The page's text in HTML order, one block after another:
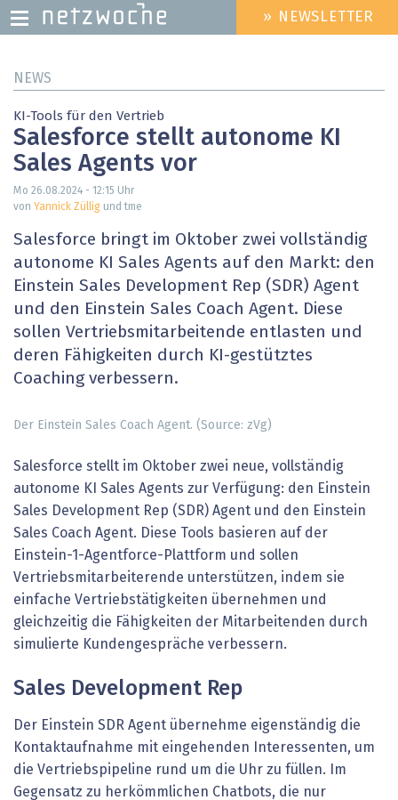
zum
HEADER
MENU
» NEWSLETTER
NEWS
KI-Tools für den Vertrieb
Salesforce stellt autonome KI
Sales Agents vor
Mo 26.08.2024 - 12:15 Uhr
von Yannick Züllig und tme
Salesforce bringt im Oktober zwei vollständig
autonome KI Sales Agents auf den Markt: den
Einstein Sales Development Rep (SDR) Agent
und den Einstein Sales Coach Agent. Diese
sollen Vertriebsmitarbeitende entlasten und
deren Fähigkeiten durch KI-gestütztes
Coaching verbessern.
Der Einstein Sales Coach Agent. (Source: zVg)
Salesforce stellt im Oktober zwei neue, vollständig
autonome KI Sales Agents zur Verfügung: den Einstein
Sales Development Rep (SDR) Agent und den Einstein
Sales Coach Agent. Diese Tools basieren auf der
Einstein-1-Agentforce-Plattform und sollen
Vertriebsmitarbeiterende unterstützen, indem sie
einfache Vertriebstätigkeiten übernehmen und
gleichzeitig die Fähigkeiten der Mitarbeitenden durch
simulierte Kundengespräche verbessern.
Sales Development Rep
Der Einstein SDR Agent übernehme eigenständig die
Kontaktaufnahme mit eingehenden Interessenten, um
die Vertriebspipeline rund um die Uhr zu füllen. Im
Gegensatz zu herkömmlichen Chatbots, die nur